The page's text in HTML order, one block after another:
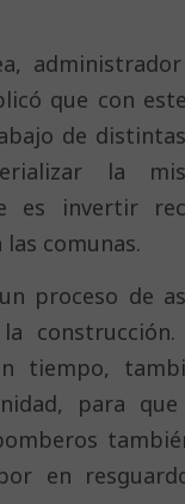
que con
de
la
es invertir
comunas.
proceso de
tiempo,
para
en